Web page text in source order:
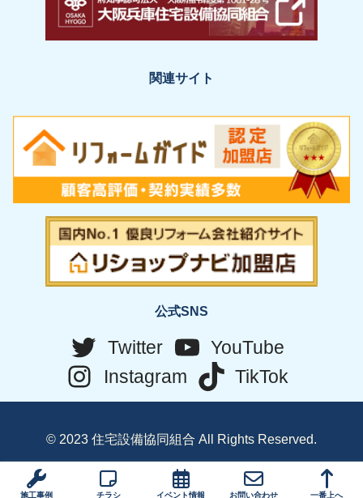
関連サイト
公式SNS
Twitter
YouTube
Instagram
TikTok
© 2023 住宅設備協同組合 All Rights Reserved.
施工事例 チラシ イベント情報 お問い合わせ 一番上へ